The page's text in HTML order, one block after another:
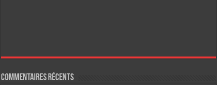
Commentaires récents